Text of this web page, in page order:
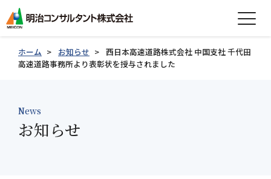
会社情報 expand_more
製品紹介
ホーム お知らせ
西日本高速道路株式会社 中国支社 千代田
高速道路事務所より表彰状を授与されました
News
お知らせ